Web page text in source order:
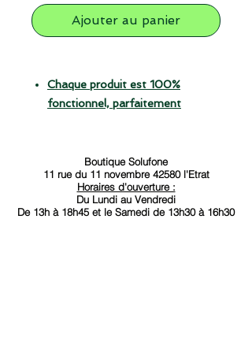
Ajouter au panier
Chaque produit est 100%
fonctionnel, parfaitement
Appareil 100% fonctionnel,
testé, vérifié et nettoyé.
Vendu avec accessoires.
Sans abonnement.
Boutique Solufone
11 rue du 11 novembre 42580 l'Etrat
Horaires d'ouverture :
Du Lundi au Vendredi
De 13h à 18h45 et le Samedi de 13h30 à 16h30